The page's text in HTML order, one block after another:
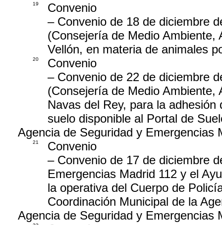
19
Convenio
– Convenio de 18 de diciembre
(Consejería de Medio
Vellón, en materia de animales
20
Convenio
– Convenio de 22 de diciembre
(Consejería de Medio
Navas del Rey, para la
suelo disponible al Portal de
Agencia de Seguridad y Emergencias
21
Convenio
– Convenio de 17 de diciembre
Emergencias Madrid 112 y el
la operativa del Cuerpo de
Coordinación Municipal de la
Agencia de Seguridad y Emergencias